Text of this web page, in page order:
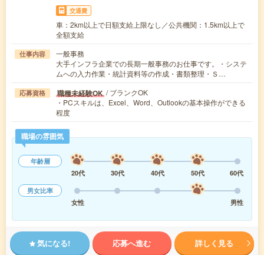
交通費
車：2km以上で日額支給上限なし／公共機関：1.5km以上で
全額支給
仕事内容
一般事務
大手インフラ企業での長期一般事務のお仕事です。・システ
ムへの入力作業・統計資料等の作成・書類整理・Ｓ…
応募資格 職種未経験OK / ブランクOK
・PCスキルは、Excel、Word、Outlookの基本操作ができる
程度
職場の雰囲気
年齢層
20代
30代 40代 50代
60代
男女比率
女性
男性
気になる! 応募へ進む 詳しく見る